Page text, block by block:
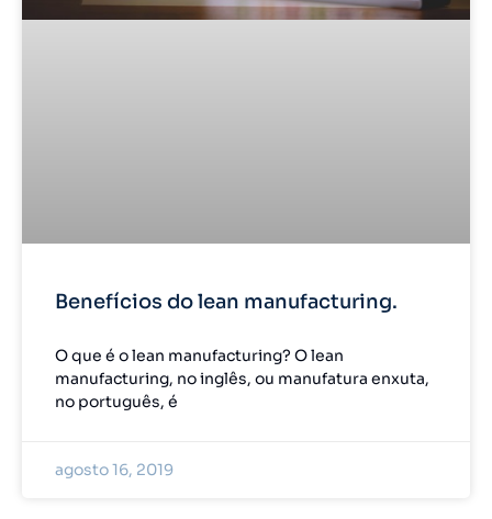
Benefícios do lean manufacturing.
O que é o lean manufacturing? O lean
manufacturing, no inglês, ou manufatura enxuta,
no português, é
agosto 16, 2019